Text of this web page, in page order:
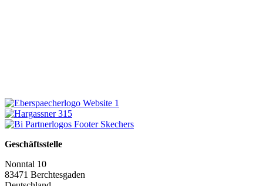
Geschäftsstelle
Nonntal 10
83471 Berchtesgaden